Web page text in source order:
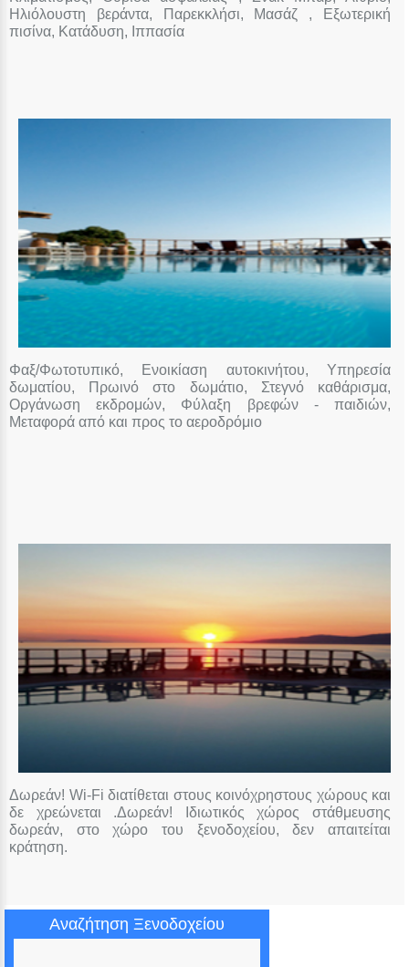
Ηλιόλουστη βεράντα, Παρεκκλήσι, Μασάζ , Εξωτερική
πισίνα, Κατάδυση, Ιππασία
Φαξ/Φωτοτυπικό, Ενοικίαση αυτοκινήτου, Υπηρεσία
δωματίου, Πρωινό στο δωμάτιο, Στεγνό καθάρισμα,
Οργάνωση εκδρομών, Φύλαξη βρεφών - παιδιών,
Μεταφορά από και προς το αεροδρόμιο
Δωρεάν! Wi-Fi διατίθεται στους κοινόχρηστους χώρους και
δε χρεώνεται .Δωρεάν! Ιδιωτικός χώρος στάθμευσης
δωρεάν, στο χώρο του ξενοδοχείου, δεν απαιτείται
κράτηση.
Αναζήτηση Ξενοδοχείου